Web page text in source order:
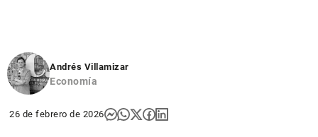
Andrés Villamizar
Economía
26 de febrero de 2026